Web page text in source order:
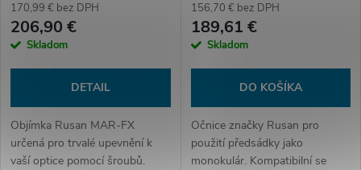
170,99 € bez DPH
206,90 €
Skladom
DETAIL
Objímka Rusan MAR-FX
určená pro trvalé upevnění k
vaší optice pomocí šroubů.
156,70 € bez DPH
189,61 €
Skladom
DO KOŠÍKA
Očnice značky Rusan pro
použití předsádky jako
monokulár. Kompatibilní se